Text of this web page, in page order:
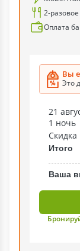
2-
Оплата
Вы
Это
21
1 ночь
Скидка
Итого
Ваша